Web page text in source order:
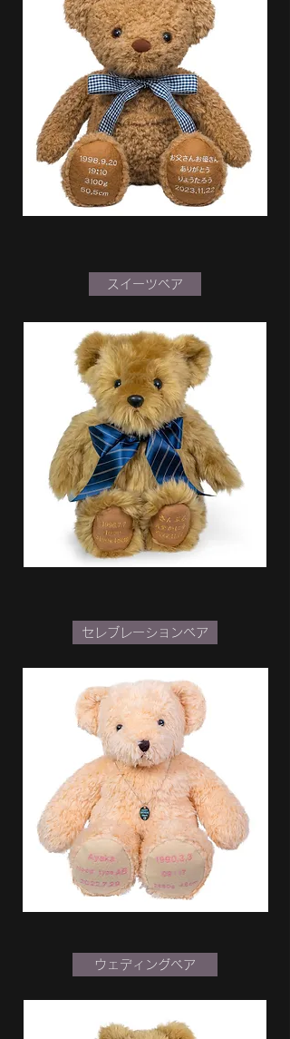
スイーツベア
セレブレーションベア
ウェディングベア